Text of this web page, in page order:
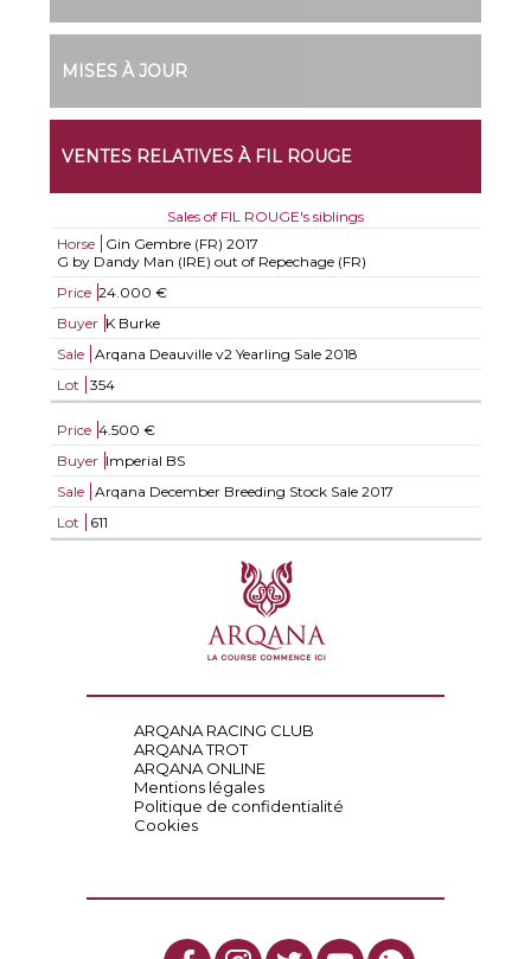
MISES À JOUR
VENTES RELATIVES À FIL ROUGE
Sales of FIL ROUGE's siblings
Horse
Gin Gembre (FR) 2017
G by Dandy Man (IRE) out of Repechage (FR)
Price 24.000 €
Buyer K Burke
Sale
Arqana Deauville v2 Yearling Sale 2018
Lot
354
Price 4.500 €
Buyer Imperial BS
Sale
Arqana December Breeding Stock Sale 2017
Lot
611
ARQANA RACING CLUB
ARQANA TROT
ARQANA ONLINE
Mentions légales
Politique de confidentialité
Cookies